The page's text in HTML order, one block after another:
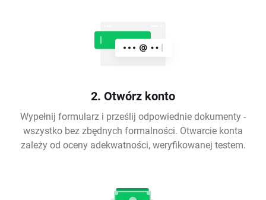
2. Otwórz konto
Wypełnij formularz i prześlij odpowiednie dokumenty -
wszystko bez zbędnych formalności. Otwarcie konta
zależy od oceny adekwatności, weryfikowanej testem.